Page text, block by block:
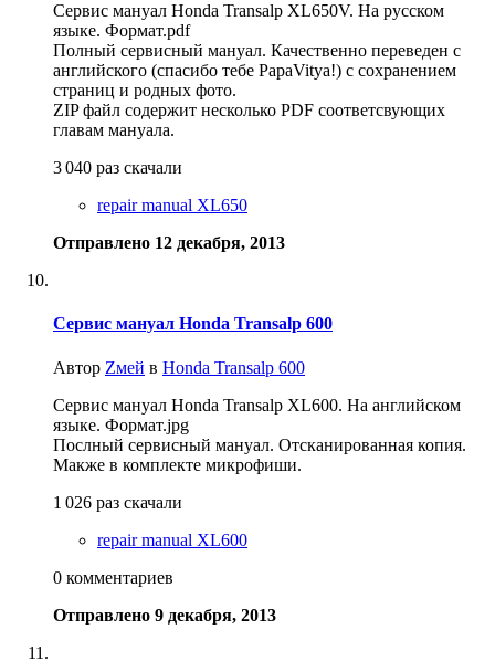
Сервис мануал Honda Transalp XL650V. На русском
языке. Формат.pdf
Полный сервисный мануал. Качественно переведен с
английского (спасибо тебе PapaVitya!) с сохранением
страниц и родных фото.
ZIP файл содержит несколько PDF соответсвующих
главам мануала.
3 040 раз скачали
repair manual XL650
Отправлено 12 декабря, 2013
Сервис мануал Honda Transalp 600
Автор Zмей в Honda Transalp 600
Сервис мануал Honda Transalp XL600. На английском
языке. Формат.jpg
Послный сервисный мануал. Отсканированная копия.
Макже в комплекте микрофиши.
1 026 раз скачали
repair manual XL600
0 комментариев
Отправлено 9 декабря, 2013